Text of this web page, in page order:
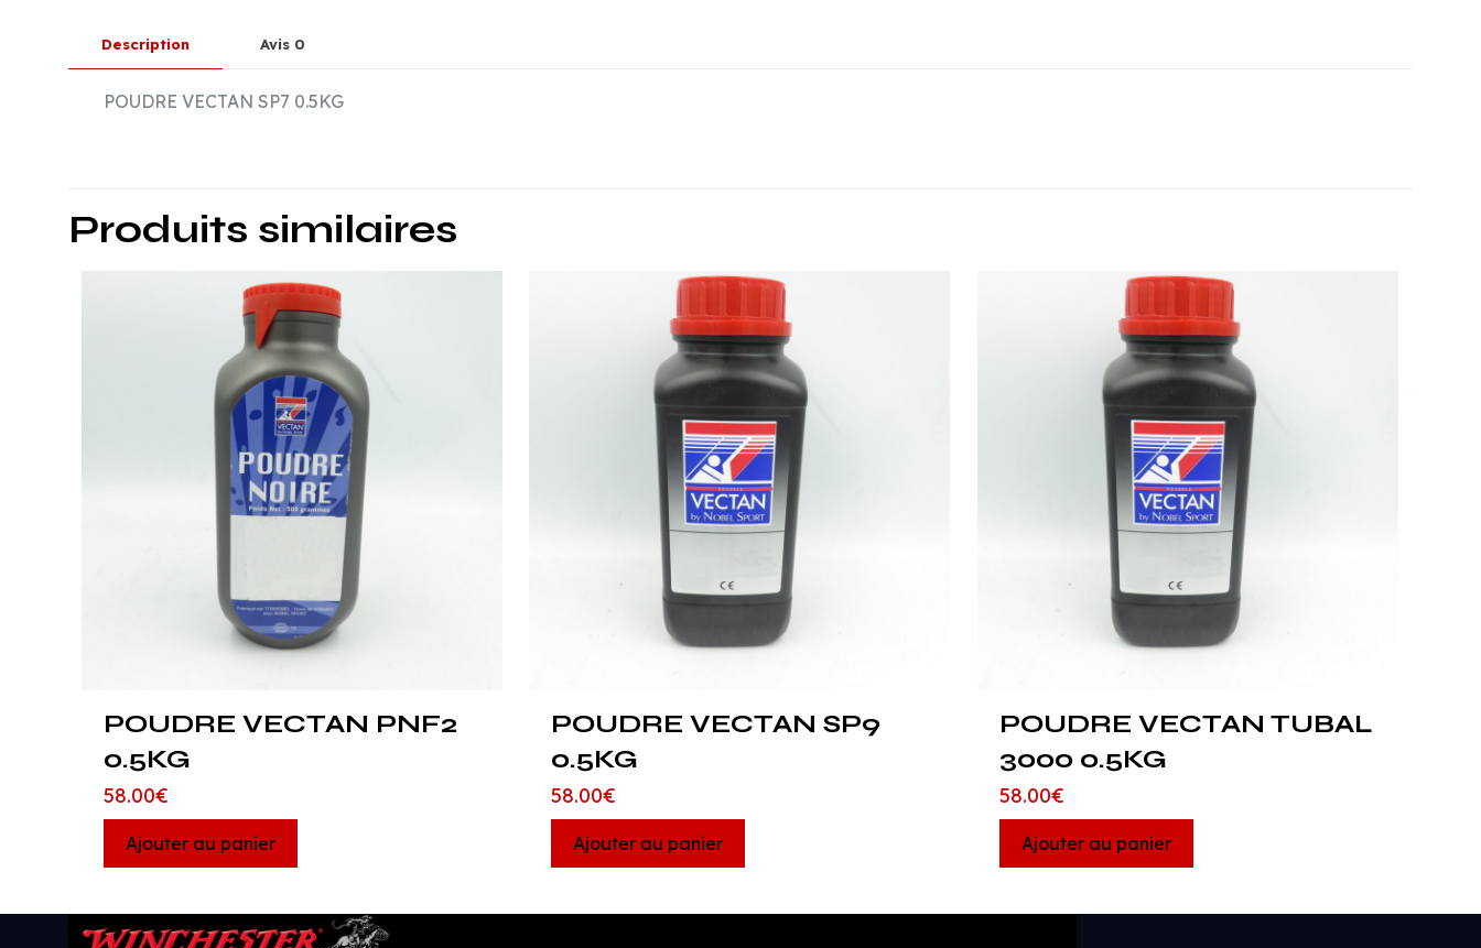
Description Avis 0
POUDRE VECTAN SP7 0.5KG
Produits similaires
POUDRE VECTAN PNF2
0.5KG
58.00€
Ajouter au panier
POUDRE VECTAN SP9
0.5KG
58.00€
Ajouter au panier
POUDRE VECTAN TUBAL
3000 0.5KG
58.00€
Ajouter au panier